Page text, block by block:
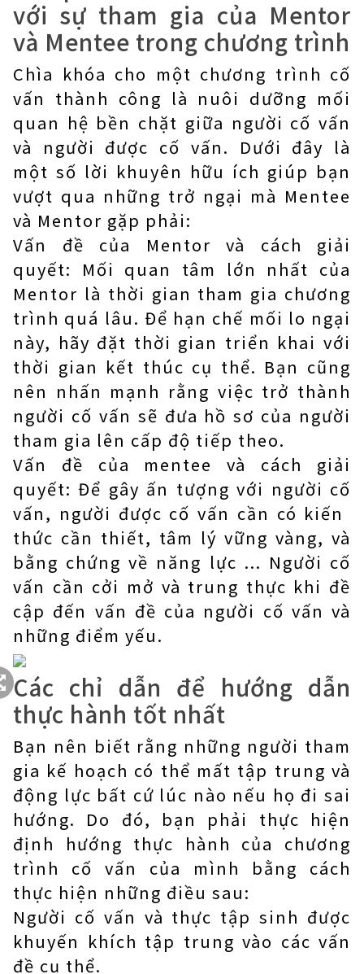
với sự tham gia của Mentor
và Mentee trong chương trình
Chìa khóa cho một chương trình cố
vấn thành công là nuôi dưỡng mối
quan hệ bền chặt giữa người cố vấn
và người được cố vấn. Dưới đây là
một số lời khuyên hữu ích giúp bạn
vượt qua những trở ngại mà Mentee
và Mentor gặp phải:
Vấn đề của Mentor và cách giải
quyết: Mối quan tâm lớn nhất của
Mentor là thời gian tham gia chương
trình quá lâu. Để hạn chế mối lo ngại
này, hãy đặt thời gian triển khai với
thời gian kết thúc cụ thể. Bạn cũng
nên nhấn mạnh rằng việc trở thành
người cố vấn sẽ đưa hồ sơ của người
tham gia lên cấp độ tiếp theo.
Vấn đề của mentee và cách giải
quyết: Để gây ấn tượng với người cố
vấn, người được cố vấn cần có kiến ​​
thức cần thiết, tâm lý vững vàng, và
bằng chứng về năng lực ... Người cố
vấn cần cởi mở và trung thực khi đề
cập đến vấn đề của người cố vấn và
những điểm yếu.
Các chỉ dẫn để hướng dẫn
thực hành tốt nhất
Bạn nên biết rằng những người tham
gia kế hoạch có thể mất tập trung và
động lực bất cứ lúc nào nếu họ đi sai
hướng. Do đó, bạn phải thực hiện
định hướng thực hành của chương
trình cố vấn của mình bằng cách
thực hiện những điều sau:
Người cố vấn và thực tập sinh được
khuyến khích tập trung vào các vấn
đề cụ thể.